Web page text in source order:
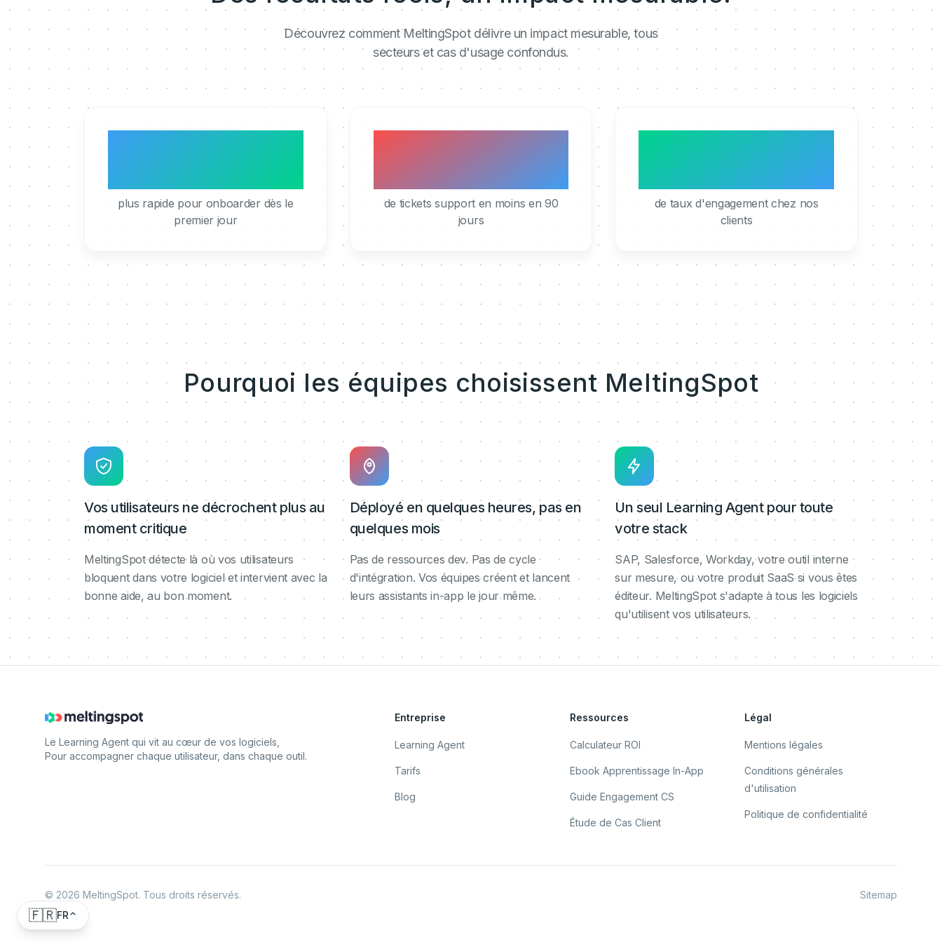
Découvrez comment MeltingSpot délivre un impact mesurable, tous
secteurs et cas d'usage confondus.
plus rapide pour onboarder dès le
premier jour
40%
de tickets support en moins en 90
jours
de taux d'engagement chez nos
clients
Pourquoi les équipes choisissent MeltingSpot
Vos utilisateurs ne décrochent plus au
moment critique
MeltingSpot détecte là où vos utilisateurs
bloquent dans votre logiciel et intervient avec la
bonne aide, au bon moment.
Déployé en quelques heures, pas en
quelques mois
Pas de ressources dev. Pas de cycle
d'intégration. Vos équipes créent et lancent
leurs assistants in-app le jour même.
Un seul Learning Agent pour toute
votre stack
SAP, Salesforce, Workday, votre outil interne
sur mesure, ou votre produit SaaS si vous êtes
éditeur. MeltingSpot s'adapte à tous les logiciels
qu'utilisent vos utilisateurs.
Le Learning Agent qui vit au cœur de vos logiciels,
Pour accompagner chaque utilisateur, dans chaque outil.
Entreprise
Learning Agent
Tarifs
Blog
Ressources
Calculateur ROI
Ebook Apprentissage In-App
Guide Engagement CS
Étude de Cas Client
Légal
Mentions légales
Conditions générales
d'utilisation
Politique de confidentialité
© 2026 MeltingSpot. Tous droits réservés. Sitemap
🇫🇷FR